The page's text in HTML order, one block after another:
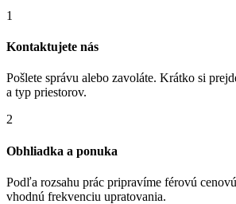
1
Kontaktujete nás
Pošlete správu alebo zavoláte. Krátko si
a typ priestorov.
2
Obhliadka a ponuka
Podľa rozsahu prác pripravíme férovú
vhodnú frekvenciu upratovania.